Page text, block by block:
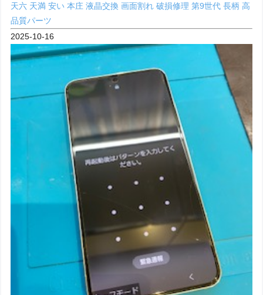
天六 天満安い本庄液晶交換画面割れ破損修理第9世代長柄高
品質パーツ
2025-10-16